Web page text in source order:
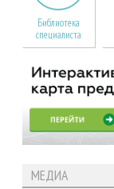
Библиотека
специалиста
МЕДИА